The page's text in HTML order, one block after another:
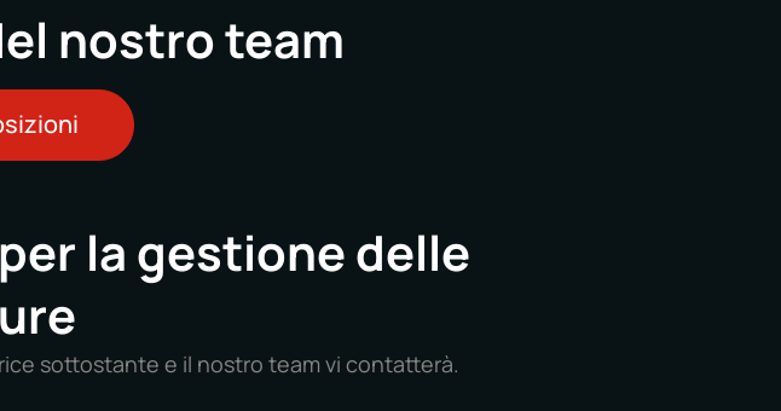
nostro team
la gestione delle
sottostante e il nostro team vi contatterà.